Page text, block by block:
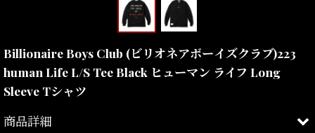
Billionaire Boys Club (ビリオネアボーイズクラブ)223
human Life L/S Tee Black ヒューマン ライフ Long
Sleeve Tシャツ
商品詳細